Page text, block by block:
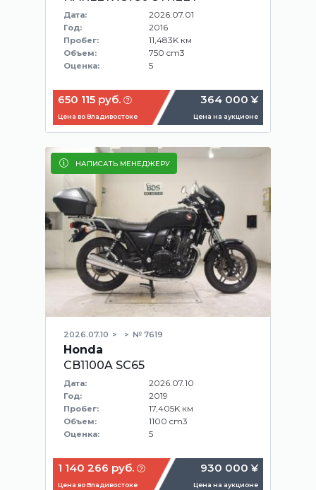
Дата: 2026.07.01
Год: 2016
Пробег: 11,483K км
Объем: 750 cm3
Оценка: 5
650 115 руб.
Цена во Владивостоке
364 000 ¥
Цена на аукционе
НАПИСАТЬ МЕНЕДЖЕРУ
2026.07.10 № 7619
Honda
CB1100A SC65
Дата: 2026.07.10
Год: 2019
Пробег: 17,405K км
Объем: 1100 cm3
Оценка: 5
1 140 266 руб.
Цена во Владивостоке
930 000 ¥
Цена на аукционе